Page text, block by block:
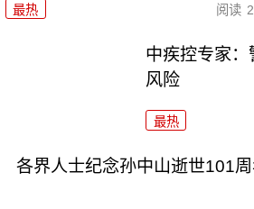
最热 阅读
中疾控专家
风险
最热
各界人士纪念孙中山逝世101